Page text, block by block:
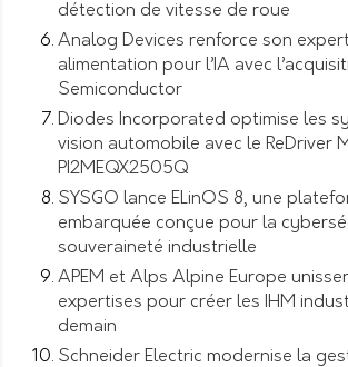
détection de vitesse de roue
Analog Devices renforce son
alimentation pour l’IA avec
Semiconductor
Diodes Incorporated optimise les
vision automobile avec le ReDriver
PI2MEQX2505Q
SYSGO lance ELinOS 8, une
embarquée conçue pour la
souveraineté industrielle
APEM et Alps Alpine Europe
expertises pour créer les IHM
demain
Schneider Electric modernise la